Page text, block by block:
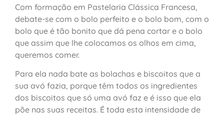
Com formação em Pastelaria Clássica Francesa,
debate-se com o bolo perfeito e o bolo bom, com o
bolo que é tão bonito que dá pena cortar e o bolo
que assim que lhe colocamos os olhos em cima,
queremos comer.
Para ela nada bate as bolachas e biscoitos que a
sua avó fazia, porque têm todos os ingredientes
dos biscoitos que só uma avó faz e é isso que ela
põe nas suas receitas. É toda esta intensidade de